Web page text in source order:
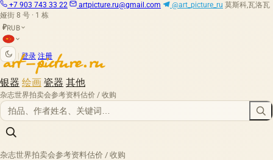
+7 903 743 33 22 artpicture.ru@gmail.com @art_picture_ru 莫斯科,瓦洛瓦
娅街 8 号 · 1 栋
₽RUB
登录 注册
银器 绘画 瓷器 其他
杂志世界拍卖会参考资料估价 / 收购
杂志世界拍卖会参考资料估价 / 收购